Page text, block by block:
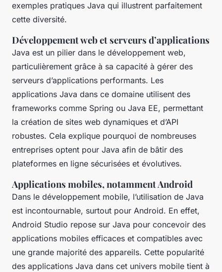
exemples pratiques Java qui illustrent parfaitement
cette diversité.
Développement web et serveurs d’applications
Java est un pilier dans le développement web,
particulièrement grâce à sa capacité à gérer des
serveurs d’applications performants. Les
applications Java dans ce domaine utilisent des
frameworks comme Spring ou Java EE, permettant
la création de sites web dynamiques et d’API
robustes. Cela explique pourquoi de nombreuses
entreprises optent pour Java afin de bâtir des
plateformes en ligne sécurisées et évolutives.
Applications mobiles, notamment Android
Dans le développement mobile, l’utilisation de Java
est incontournable, surtout pour Android. En effet,
Android Studio repose sur Java pour concevoir des
applications mobiles efficaces et compatibles avec
une grande majorité des appareils. Cette popularité
des applications Java dans cet univers mobile tient à